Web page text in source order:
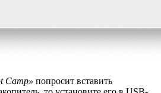
Camp» попросит вставить